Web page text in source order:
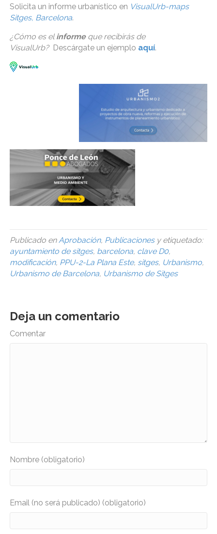
Solicita un informe urbanístico en VisualUrb-maps
Sitges, Barcelona.
¿Cómo es el informe que recibirás de
VisualUrb?Descárgate un ejemplo aquí.
Publicado enAprobación, Publicacionesy etiquetado:
ayuntamiento de sitges, barcelona, clave D0,
modificación, PPU-2-La Plana Este, sitges, Urbanismo,
Urbanismo de Barcelona, Urbanismo de Sitges
Deja un comentario
Comentar
Nombre (obligatorio)
Email (no será publicado) (obligatorio)